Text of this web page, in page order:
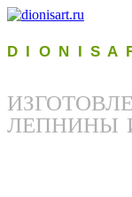
D I O N I S A
ЛЕПНИНЫ